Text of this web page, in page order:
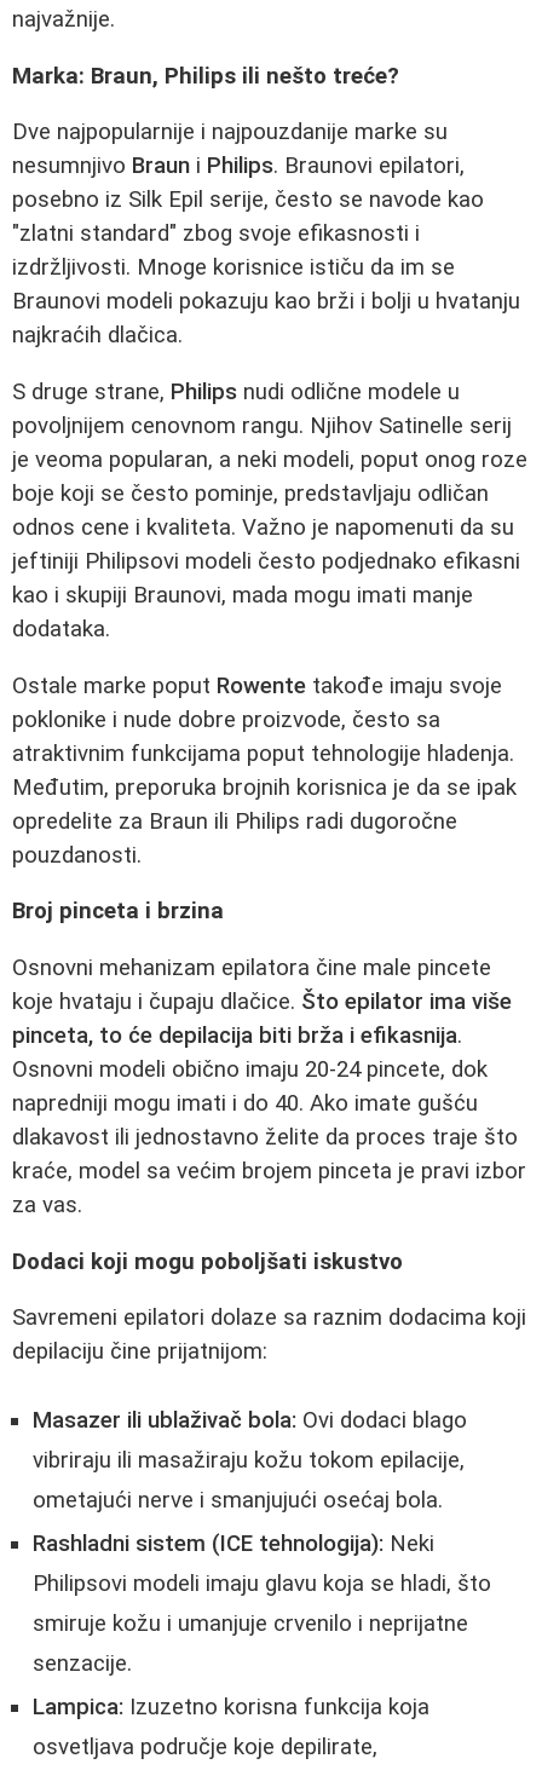
najvažnije.
Marka: Braun, Philips ili nešto treće?
Dve najpopularnije i najpouzdanije marke su
nesumnjivo Braun i Philips. Braunovi epilatori,
posebno iz Silk Epil serije, često se navode kao
"zlatni standard" zbog svoje efikasnosti i
izdržljivosti. Mnoge korisnice ističu da im se
Braunovi modeli pokazuju kao brži i bolji u hvatanju
najkraćih dlačica.
S druge strane, Philips nudi odlične modele u
povoljnijem cenovnom rangu. Njihov Satinelle serij
je veoma popularan, a neki modeli, poput onog roze
boje koji se često pominje, predstavljaju odličan
odnos cene i kvaliteta. Važno je napomenuti da su
jeftiniji Philipsovi modeli često podjednako efikasni
kao i skupiji Braunovi, mada mogu imati manje
dodataka.
Ostale marke poput Rowente takođe imaju svoje
poklonike i nude dobre proizvode, često sa
atraktivnim funkcijama poput tehnologije hladenja.
Međutim, preporuka brojnih korisnica je da se ipak
opredelite za Braun ili Philips radi dugoročne
pouzdanosti.
Broj pinceta i brzina
Osnovni mehanizam epilatora čine male pincete
koje hvataju i čupaju dlačice. Što epilator ima više
pinceta, to će depilacija biti brža i efikasnija.
Osnovni modeli obično imaju 20-24 pincete, dok
napredniji mogu imati i do 40. Ako imate gušću
dlakavost ili jednostavno želite da proces traje što
kraće, model sa većim brojem pinceta je pravi izbor
za vas.
Dodaci koji mogu poboljšati iskustvo
Savremeni epilatori dolaze sa raznim dodacima koji
depilaciju čine prijatnijom:
Masazer ili ublaživač bola: Ovi dodaci blago
vibriraju ili masažiraju kožu tokom epilacije,
ometajući nerve i smanjujući osećaj bola.
Rashladni sistem (ICE tehnologija): Neki
Philipsovi modeli imaju glavu koja se hladi, što
smiruje kožu i umanjuje crvenilo i neprijatne
senzacije.
Lampica: Izuzetno korisna funkcija koja
osvetljava područje koje depilirate,